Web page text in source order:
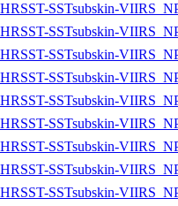
SSTsubskin-
SSTsubskin-
SSTsubskin-
SSTsubskin-
SSTsubskin-
SSTsubskin-
SSTsubskin-
SSTsubskin-
SSTsubskin-